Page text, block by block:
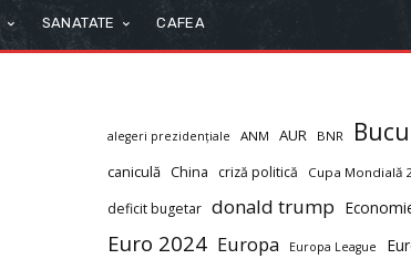
SANATATE CAFEA
alegeri prezidențiale ANM AUR BNR
caniculă China criză politică Cupa Mondială
deficit bugetar donald trump
Euro 2024 Europa Europa League